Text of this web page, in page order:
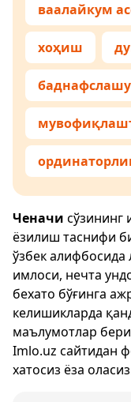
ваалайкум
хоҳиш
Ченачи сўзининг
ёзилиш таснифи
ўзбек алифбосида
имлоси, нечта
бехато бўғинга
келишикларда
маълумотлар
Imlo.uz сайтидан
хатосиз ёза